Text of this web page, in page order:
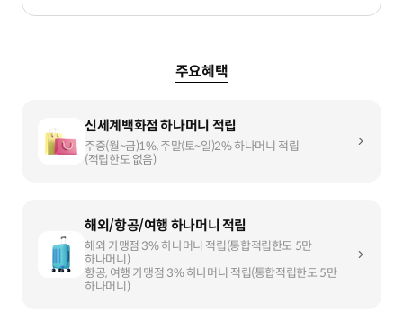
주요혜택
신세계백화점 하나머니 적립
주중(월~금)1%, 주말(토~일)2% 하나머니 적립
(적립한도 없음)
해외/항공/여행 하나머니 적립
해외 가맹점 3% 하나머니 적립(통합적립한도 5만
하나머니)
항공, 여행 가맹점 3% 하나머니 적립(통합적립한도 5만
하나머니)